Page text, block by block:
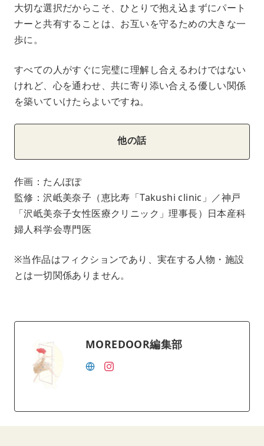
大切な選択だからこそ、ひとりで抱え込まずにパート
ナーと共有することは、お互いを守るための大きな一
歩に。
すべての人がすぐに完璧に理解し合えるわけではない
けれど、心を通わせ、共に寄り添い合える優しい関係
を築いていけたらよいですね。
他の話
作画：たんぽぽ
監修：沢岻美奈子（恵比寿「Takushi clinic」／神戸
「沢岻美奈子女性医療クリニック」理事長）日本産科
婦人科学会専門医
※当作品はフィクションであり、実在する人物・施設
とは一切関係ありません。
MOREDOOR編集部